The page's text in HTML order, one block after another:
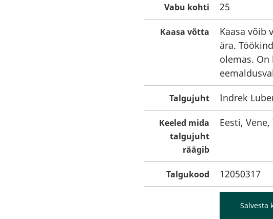
Vabu kohti 25
Kaasa võtta
Kaasa võib
ära.
olemas.
Talgujuht Indrek
Keeled mida
talgujuht
räägib
Eesti,
Talgukood 12050317
Salvesta